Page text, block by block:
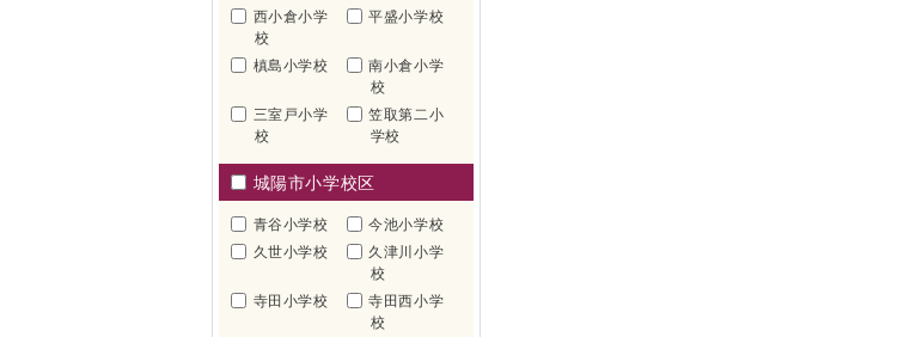
西小倉小学
校
平盛小学校
槙島小学校
南小倉小学
校
三室戸小学
校
笠取第二小
学校
城陽市小学校区
青谷小学校
今池小学校
久世小学校
久津川小学
校
寺田小学校
寺田西小学
校